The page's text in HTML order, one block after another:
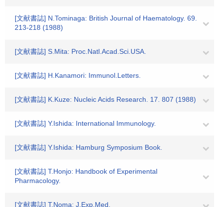
[文献書誌] N.Tominaga: British Journal of Haematology. 69.
213-218 (1988)
[文献書誌] S.Mita: Proc.Natl.Acad.Sci.USA.
[文献書誌] H.Kanamori: Immunol.Letters.
[文献書誌] K.Kuze: Nucleic Acids Research. 17. 807 (1988)
[文献書誌] Y.Ishida: International Immunology.
[文献書誌] Y.Ishida: Hamburg Symposium Book.
[文献書誌] T.Honjo: Handbook of Experimental
Pharmacology.
[文献書誌] T.Noma: J.Exp.Med.